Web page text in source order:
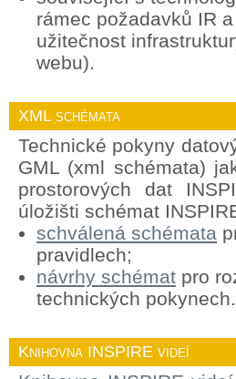
rámec požadavků IR
užitečnost
webu).
XML schémata
Technické pokyny
GML (xml schémata)
prostorových dat
úložišti schémat
schválená schémata
pravidlech;
návrhy schémat pro
technických pokynech.
Knihovna INSPIRE videí